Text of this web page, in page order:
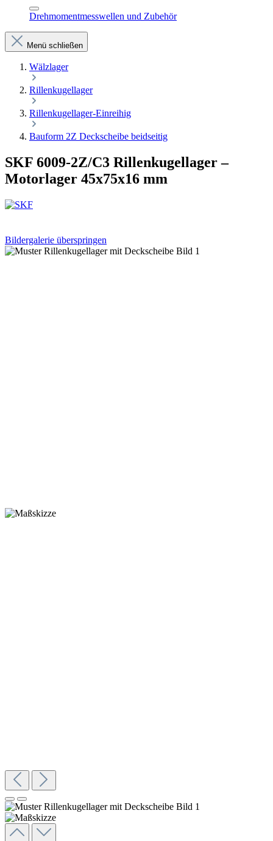
Drehmomentmesswellen und Zubehör
Menü schließen
Wälzlager
Rillenkugellager
Rillenkugellager-Einreihig
Bauform 2Z Deckscheibe beidseitig
SKF 6009-2Z/C3 Rillenkugellager –
Motorlager 45x75x16 mm
Bildergalerie überspringen